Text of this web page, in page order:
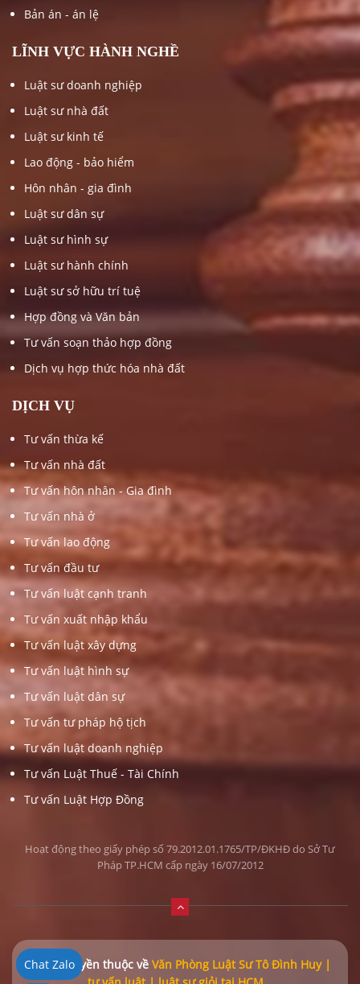
Bản án - án lệ
LĨNH VỰC HÀNH NGHỀ
Luật sư doanh nghiệp
Luật sư nhà đất
Luật sư kinh tế
Lao động - bảo hiểm
Hôn nhân - gia đình
Luật sư dân sự
Luật sư hình sự
Luật sư hành chính
Luật sư sở hữu trí tuệ
Hợp đồng và Văn bản
Tư vấn soạn thảo hợp đồng
Dịch vụ hợp thức hóa nhà đất
DỊCH VỤ
Tư vấn thừa kế
Tư vấn nhà đất
Tư vấn hôn nhân - Gia đình
Tư vấn nhà ở
Tư vấn lao động
Tư vấn đầu tư
Tư vấn luật cạnh tranh
Tư vấn xuất nhập khẩu
Tư vấn luật xây dựng
Tư vấn luật hình sự
Tư vấn luật dân sự
Tư vấn tư pháp hộ tịch
Tư vấn luật doanh nghiệp
Tư vấn Luật Thuế - Tài Chính
Tư vấn Luật Hợp Đồng
Hoạt động theo giấy phép số 79.2012.01.1765/TP/ĐKHĐ do Sở Tư
Pháp TP.HCM cấp ngày 16/07/2012
© Bản quyền thuộc về Văn Phòng Luật Sư Tô Đình Huy |
Chat Zalo